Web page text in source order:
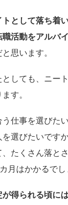
トとして落ち着
活動をアルバ
と思います。
しても、ニー
す。
仕事を選びた
選びたいです
たくさん落と
月はかかるでし
得られる頃に